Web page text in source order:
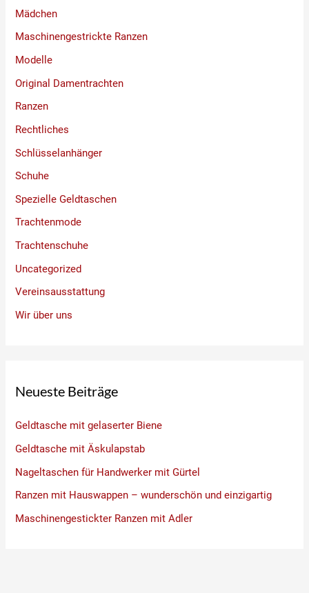
Mädchen
Maschinengestrickte Ranzen
Modelle
Original Damentrachten
Ranzen
Rechtliches
Schlüsselanhänger
Schuhe
Spezielle Geldtaschen
Trachtenmode
Trachtenschuhe
Uncategorized
Vereinsausstattung
Wir über uns
Neueste Beiträge
Geldtasche mit gelaserter Biene
Geldtasche mit Äskulapstab
Nageltaschen für Handwerker mit Gürtel
Ranzen mit Hauswappen – wunderschön und einzigartig
Maschinengestickter Ranzen mit Adler